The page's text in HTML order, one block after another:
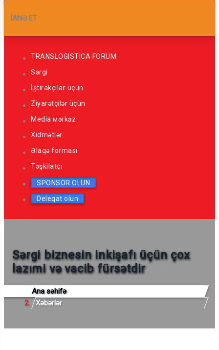
İANƏ ET
TRANSLOGISTICA FORUM
Sərgi
İştirakçılar üçün
Ziyarətçilər üçün
Media мərkəz
Xidmətlər
Əlaqə forması
Təşkilatçı
SPONSOR OLUN
Deleqat olun
Sərgi biznesin inkişafı üçün çox
lazımi və vacib fürsətdir
Ana səhifə
Xəbərlər